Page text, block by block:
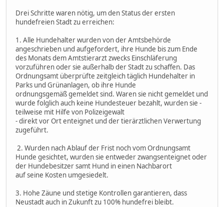
Drei Schritte waren nötig, um den Status der ersten
hundefreien Stadt zu erreichen:
1. Alle Hundehalter wurden von der Amtsbehörde
angeschrieben und aufgefordert, ihre Hunde bis zum Ende
des Monats dem Amtstierarzt zwecks Einschläferung
vorzuführen oder sie außerhalb der Stadt zu schaffen. Das
Ordnungsamt überprüfte zeitgleich täglich Hundehalter in
Parks und Grünanlagen, ob ihre Hunde
ordnungsgemäß gemeldet sind. Waren sie nicht gemeldet und
wurde folglich auch keine Hundesteuer bezahlt, wurden sie -
teilweise mit Hilfe von Polizeigewalt
- direkt vor Ort enteignet und der tierärztlichen Verwertung
zugeführt.
2. Wurden nach Ablauf der Frist noch vom Ordnungsamt
Hunde gesichtet, wurden sie entweder zwangsenteignet oder
der Hundebesitzer samt Hund in einen Nachbarort
auf seine Kosten umgesiedelt.
3. Hohe Zäune und stetige Kontrollen garantieren, dass
Neustadt auch in Zukunft zu 100% hundefrei bleibt.